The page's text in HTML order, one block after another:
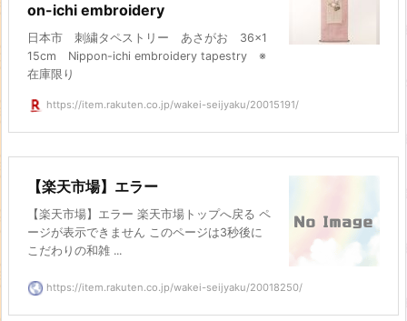
on-ichi embroidery
日本市 刺繍タペストリー あさがお 36×1
15cm Nippon-ichi embroidery tapestry ※
在庫限り
https://item.rakuten.co.jp/wakei-seijyaku/20015191/
【楽天市場】エラー
【楽天市場】エラー 楽天市場トップへ戻る ペ
ージが表示できません このページは3秒後に
こだわりの和雑 ...
https://item.rakuten.co.jp/wakei-seijyaku/20018250/